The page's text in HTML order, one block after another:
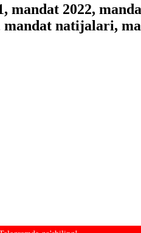
2022,
mandat natijalari,